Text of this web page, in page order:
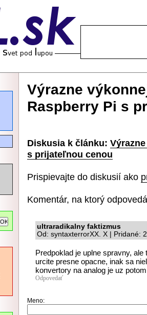
Výrazne
Raspberry Pi s
Diskusia k článku:
s prijateľnou cenou
Prispievajte do diskusií ako
Komentár, na ktorý
ultraradikalny faktizmus
Od: syntaxterrorXX. X | Pridané:
Predpoklad je uplne spravny,
urcite presne opacne, inak sa
konvertory na analog je uz
Odpovedať
Meno: